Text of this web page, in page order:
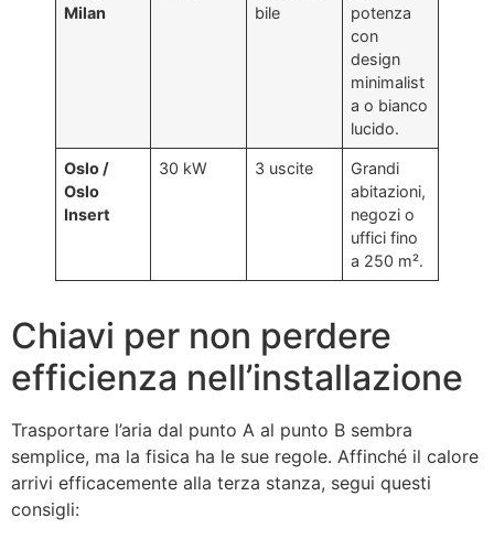
Milan
bile
potenza
con
design
minimalist
a o bianco
lucido.
Oslo /
Oslo
Insert
30 kW 3 uscite
Grandi
abitazioni,
negozi o
uffici fino
a 250 m².
Chiavi per non perdere
efficienza nell’installazione
Trasportare l’aria dal punto A al punto B sembra
semplice, ma la fisica ha le sue regole. Affinché il calore
arrivi efficacemente alla terza stanza, segui questi
consigli: